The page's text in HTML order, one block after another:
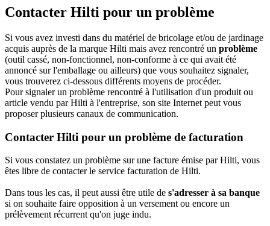
Contacter Hilti pour un problème
Si vous avez investi dans du matériel de bricolage et/ou de jardinage
acquis auprès de la marque Hilti mais avez rencontré un problème
(outil cassé, non-fonctionnel, non-conforme à ce qui avait été
annoncé sur l'emballage ou ailleurs) que vous souhaitez signaler,
vous trouverez ci-dessous différents moyens de procéder.
Pour signaler un problème rencontré à l'utilisation d'un produit ou
article vendu par Hilti à l'entreprise, son site Internet peut vous
proposer plusieurs canaux de communication.
Contacter Hilti pour un problème de facturation
Si vous constatez un problème sur une facture émise par Hilti, vous
êtes libre de contacter le service facturation de Hilti.
Dans tous les cas, il peut aussi être utile de s'adresser à sa banque
si on souhaite faire opposition à un versement ou encore un
prélèvement récurrent qu'on juge indu.